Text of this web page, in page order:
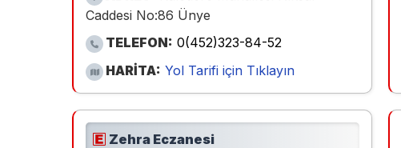
Caddesi No:86 Ünye
TELEFON: 0(452)323-84-52
HARİTA: Yol Tarifi için Tıklayın
Zehra Eczanesi